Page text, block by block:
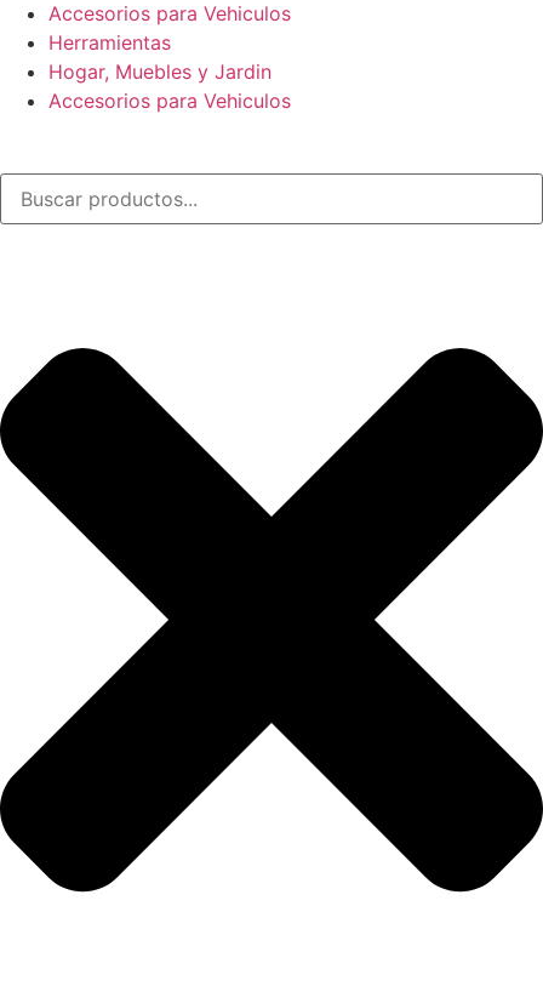
Accesorios para Vehiculos
Herramientas
Hogar, Muebles y Jardin
Accesorios para Vehiculos